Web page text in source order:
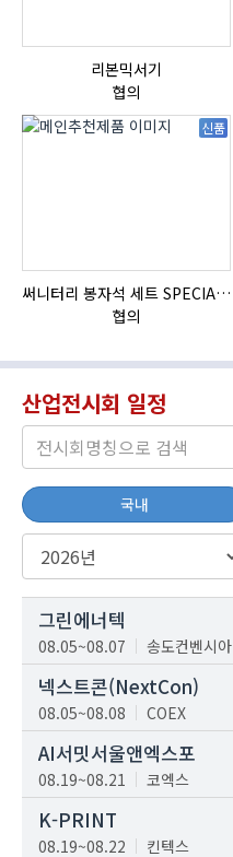
리본믹서기
협의
신품
써니터리 봉자석 세트 SPECIAL , 봉자석 , 자석봉 , 호퍼용자석 , 전자석
협의
산업전시회 일정
국내
그린에너텍
08.05~08.07 송도컨벤시아
넥스트콘(NextCon)
08.05~08.08 COEX
AI서밋서울앤엑스포
08.19~08.21 코엑스
K-PRINT
08.19~08.22 킨텍스